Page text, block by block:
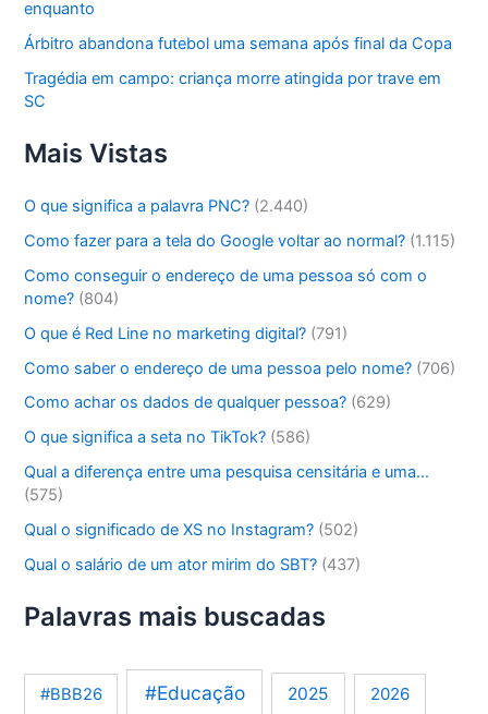
enquanto
Árbitro abandona futebol uma semana após final da Copa
Tragédia em campo: criança morre atingida por trave em
SC
Mais Vistas
O que significa a palavra PNC? (2.440)
Como fazer para a tela do Google voltar ao normal? (1.115)
Como conseguir o endereço de uma pessoa só com o
nome? (804)
O que é Red Line no marketing digital? (791)
Como saber o endereço de uma pessoa pelo nome? (706)
Como achar os dados de qualquer pessoa? (629)
O que significa a seta no TikTok? (586)
Qual a diferença entre uma pesquisa censitária e uma…
(575)
Qual o significado de XS no Instagram? (502)
Qual o salário de um ator mirim do SBT? (437)
Palavras mais buscadas
#BBB26 #Educação 2025 2026